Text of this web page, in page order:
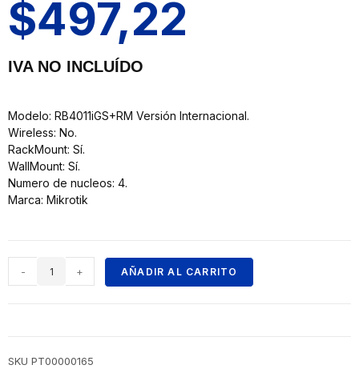
$497,22
IVA NO INCLUÍDO
Modelo: RB4011iGS+RM Versión Internacional.
Wireless: No.
RackMount: Sí.
WallMount: Sí.
Numero de nucleos: 4.
Marca: Mikrotik
- + AÑADIR AL CARRITO
SKU PT00000165